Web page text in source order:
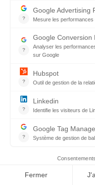
établissements
résilients et durables
11.1 D’ici à 2030,
et des services de base
sûrs, à un coût
taudis
11.2 D'ici à 2030,
systèmes de transport
notamment en
attention particulière
enfants, des